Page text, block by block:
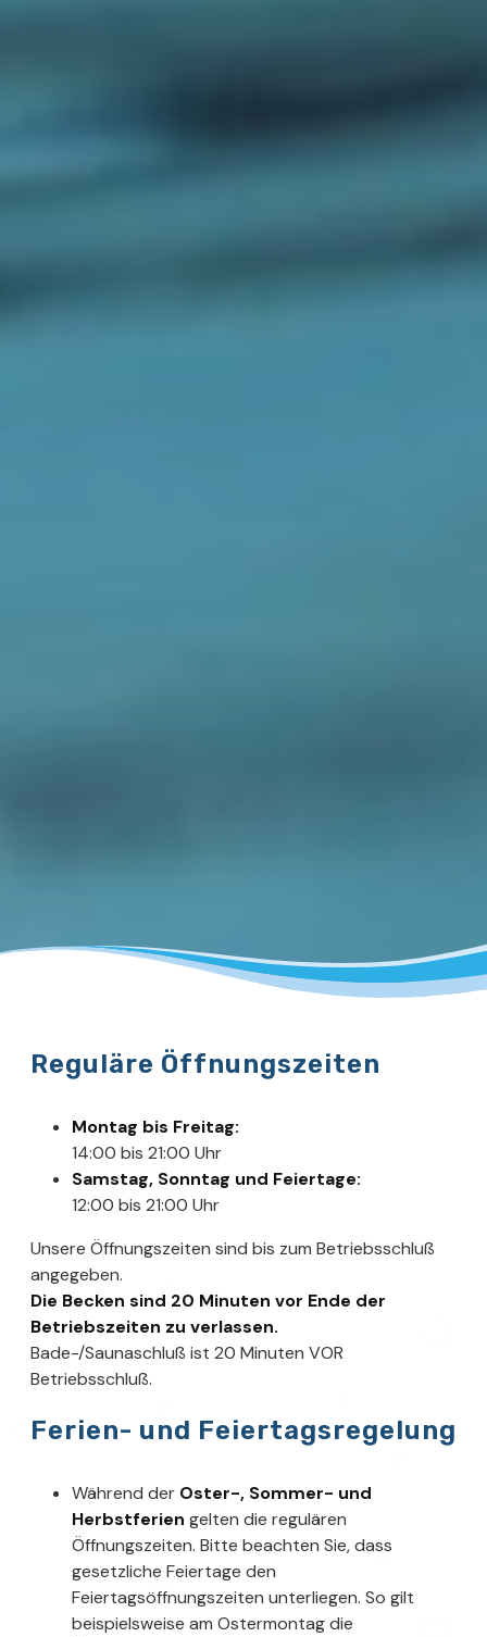
Reguläre Öffnungszeiten
Montag bis Freitag:
14:00 bis 21:00 Uhr
Samstag, Sonntag und Feiertage:
12:00 bis 21:00 Uhr
Unsere Öffnungszeiten sind bis zum Betriebsschluß
angegeben.
Die Becken sind 20 Minuten vor Ende der
Betriebszeiten zu verlassen.
Bade-/Saunaschluß ist 20 Minuten VOR
Betriebsschluß.
Ferien- und Feiertagsregelung
Während der Oster-, Sommer- und
Herbstferien gelten die regulären
Öffnungszeiten. Bitte beachten Sie, dass
gesetzliche Feiertage den
Feiertagsöffnungszeiten unterliegen. So gilt
beispielsweise am Ostermontag die